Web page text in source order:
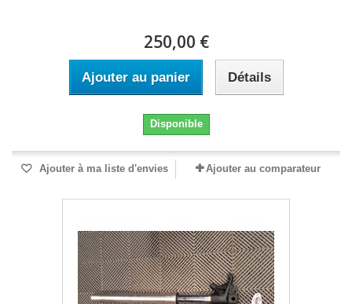
250,00 €
Ajouter au panier Détails
Disponible
Ajouter à ma liste d'envies Ajouter au comparateur